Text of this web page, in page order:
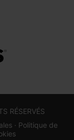
RÉSERVÉS
· Politique de